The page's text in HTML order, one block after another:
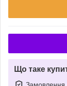
Що таке
Замовлення